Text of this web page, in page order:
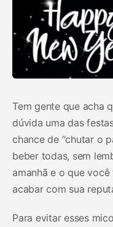
Tem gente que acha
dúvida uma das
chance de “chutar o
beber todas, sem
amanhã e o que
acabar com sua
Para evitar esses